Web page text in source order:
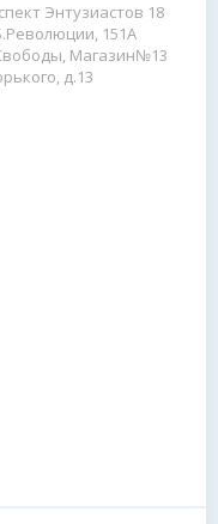
Энтузиастов 18
151А
Свободы, Магазин№13
д.13